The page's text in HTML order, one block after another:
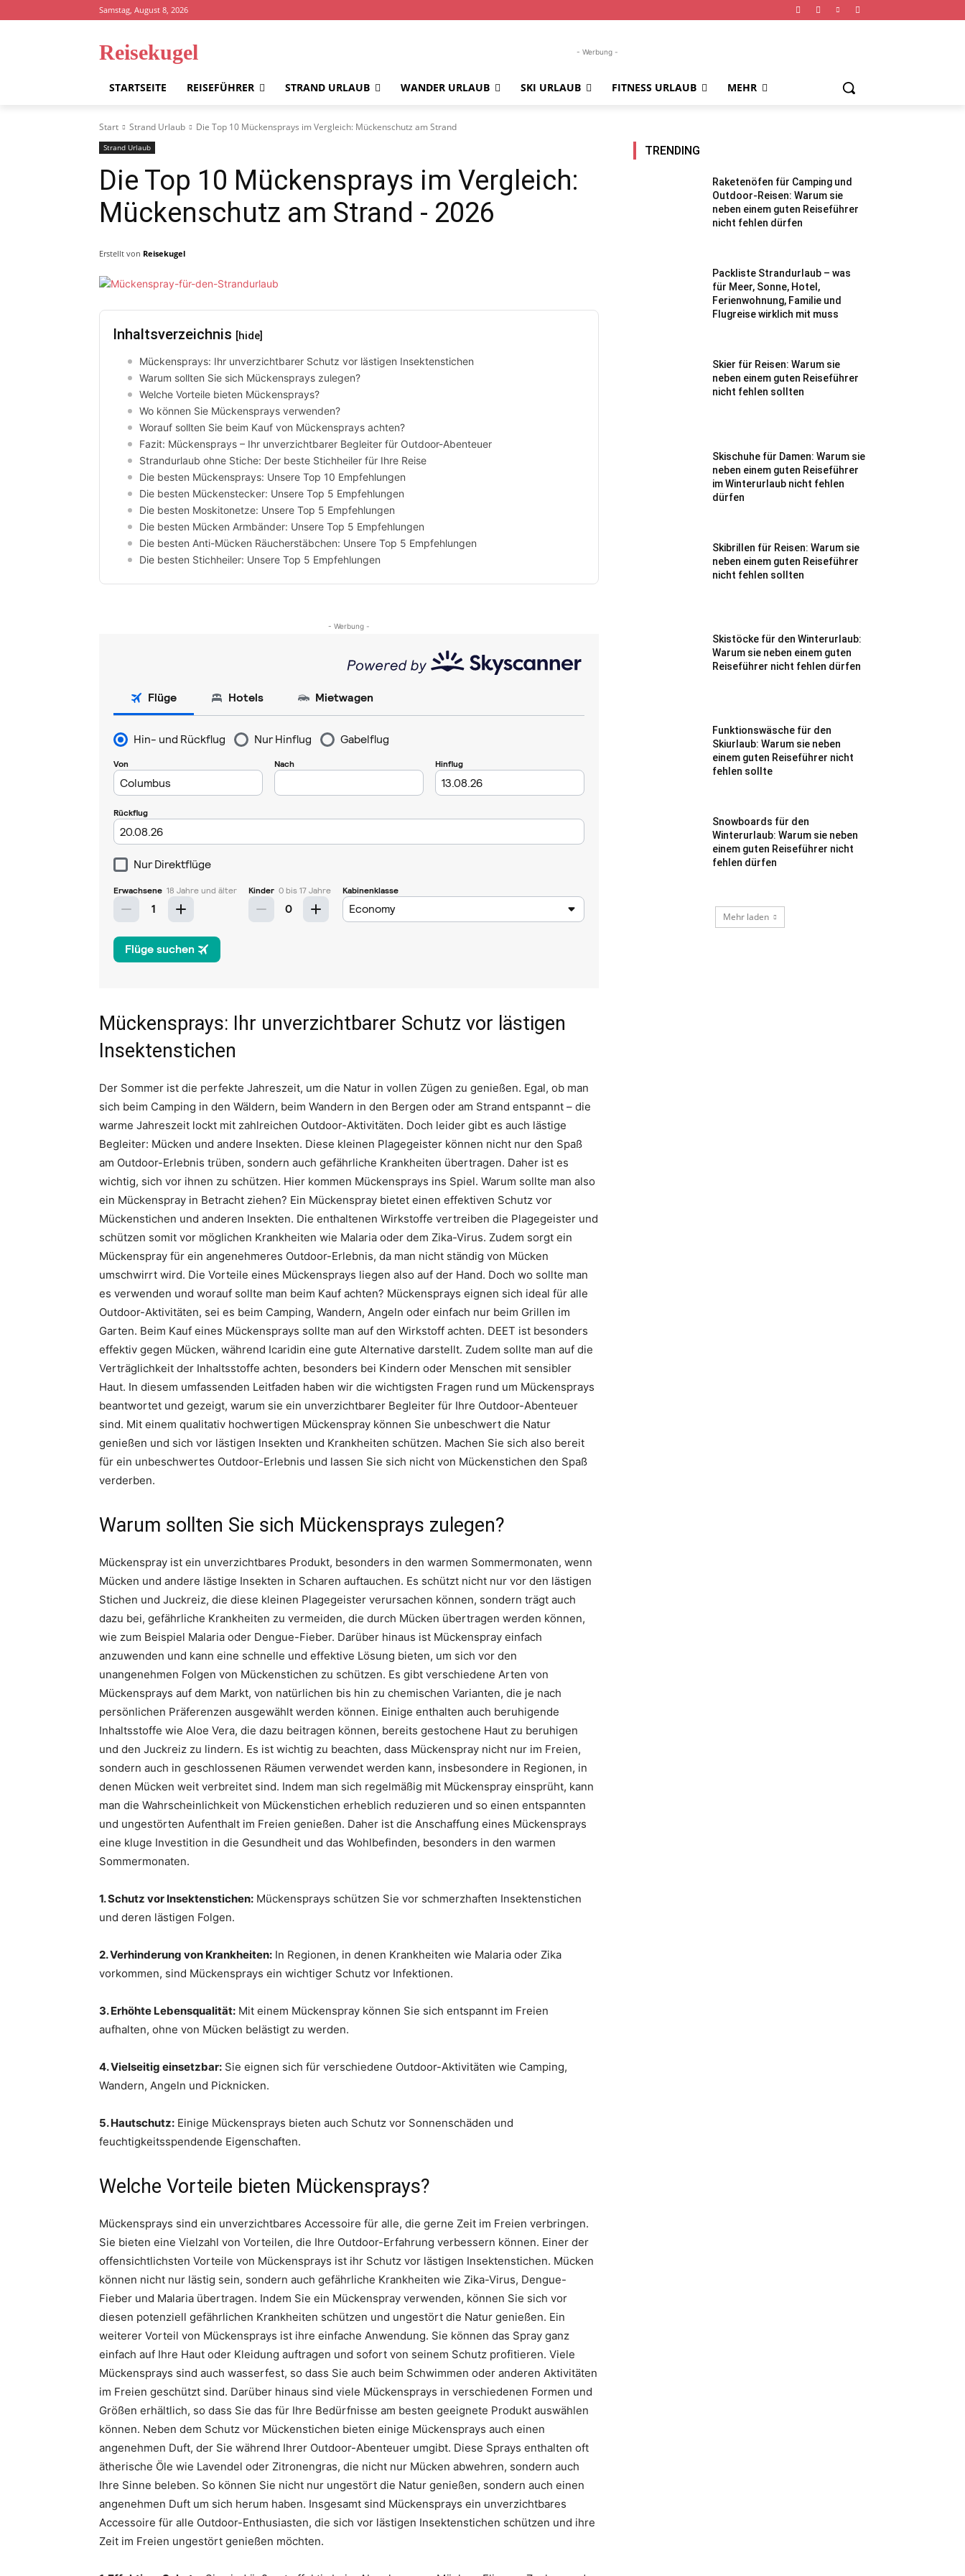
Samstag, August 8, 2026
Reisekugel - Werbung -
STARTSEITE REISEFÜHRER STRAND URLAUB WANDER URLAUB SKI URLAUB FITNESS URLAUB MEHR
Start Strand Urlaub Die Top 10 Mückensprays im Vergleich: Mückenschutz am Strand
Strand Urlaub
Die Top 10 Mückensprays im Vergleich:
Mückenschutz am Strand - 2026
Erstellt von Reisekugel
Inhaltsverzeichnis [hide]
Mückensprays: Ihr unverzichtbarer Schutz vor lästigen Insektenstichen
Warum sollten Sie sich Mückensprays zulegen?
Welche Vorteile bieten Mückensprays?
Wo können Sie Mückensprays verwenden?
Worauf sollten Sie beim Kauf von Mückensprays achten?
Fazit: Mückensprays – Ihr unverzichtbarer Begleiter für Outdoor-Abenteuer
Strandurlaub ohne Stiche: Der beste Stichheiler für Ihre Reise
Die besten Mückensprays: Unsere Top 10 Empfehlungen
Die besten Mückenstecker: Unsere Top 5 Empfehlungen
Die besten Moskitonetze: Unsere Top 5 Empfehlungen
Die besten Mücken Armbänder: Unsere Top 5 Empfehlungen
Die besten Anti-Mücken Räucherstäbchen: Unsere Top 5 Empfehlungen
Die besten Stichheiler: Unsere Top 5 Empfehlungen
- Werbung -
Mückensprays: Ihr unverzichtbarer Schutz vor lästigen
Insektenstichen
Der Sommer ist die perfekte Jahreszeit, um die Natur in vollen Zügen zu genießen. Egal, ob man
sich beim Camping in den Wäldern, beim Wandern in den Bergen oder am Strand entspannt – die
warme Jahreszeit lockt mit zahlreichen Outdoor-Aktivitäten. Doch leider gibt es auch lästige
Begleiter: Mücken und andere Insekten. Diese kleinen Plagegeister können nicht nur den Spaß
am Outdoor-Erlebnis trüben, sondern auch gefährliche Krankheiten übertragen. Daher ist es
wichtig, sich vor ihnen zu schützen. Hier kommen Mückensprays ins Spiel. Warum sollte man also
ein Mückenspray in Betracht ziehen? Ein Mückenspray bietet einen effektiven Schutz vor
Mückenstichen und anderen Insekten. Die enthaltenen Wirkstoffe vertreiben die Plagegeister und
schützen somit vor möglichen Krankheiten wie Malaria oder dem Zika-Virus. Zudem sorgt ein
Mückenspray für ein angenehmeres Outdoor-Erlebnis, da man nicht ständig von Mücken
umschwirrt wird. Die Vorteile eines Mückensprays liegen also auf der Hand. Doch wo sollte man
es verwenden und worauf sollte man beim Kauf achten? Mückensprays eignen sich ideal für alle
Outdoor-Aktivitäten, sei es beim Camping, Wandern, Angeln oder einfach nur beim Grillen im
Garten. Beim Kauf eines Mückensprays sollte man auf den Wirkstoff achten. DEET ist besonders
effektiv gegen Mücken, während Icaridin eine gute Alternative darstellt. Zudem sollte man auf die
Verträglichkeit der Inhaltsstoffe achten, besonders bei Kindern oder Menschen mit sensibler
Haut. In diesem umfassenden Leitfaden haben wir die wichtigsten Fragen rund um Mückensprays
beantwortet und gezeigt, warum sie ein unverzichtbarer Begleiter für Ihre Outdoor-Abenteuer
sind. Mit einem qualitativ hochwertigen Mückenspray können Sie unbeschwert die Natur
genießen und sich vor lästigen Insekten und Krankheiten schützen. Machen Sie sich also bereit
für ein unbeschwertes Outdoor-Erlebnis und lassen Sie sich nicht von Mückenstichen den Spaß
verderben.
Warum sollten Sie sich Mückensprays zulegen?
Mückenspray ist ein unverzichtbares Produkt, besonders in den warmen Sommermonaten, wenn
Mücken und andere lästige Insekten in Scharen auftauchen. Es schützt nicht nur vor den lästigen
Stichen und Juckreiz, die diese kleinen Plagegeister verursachen können, sondern trägt auch
dazu bei, gefährliche Krankheiten zu vermeiden, die durch Mücken übertragen werden können,
wie zum Beispiel Malaria oder Dengue-Fieber. Darüber hinaus ist Mückenspray einfach
anzuwenden und kann eine schnelle und effektive Lösung bieten, um sich vor den
unangenehmen Folgen von Mückenstichen zu schützen. Es gibt verschiedene Arten von
Mückensprays auf dem Markt, von natürlichen bis hin zu chemischen Varianten, die je nach
persönlichen Präferenzen ausgewählt werden können. Einige enthalten auch beruhigende
Inhaltsstoffe wie Aloe Vera, die dazu beitragen können, bereits gestochene Haut zu beruhigen
und den Juckreiz zu lindern. Es ist wichtig zu beachten, dass Mückenspray nicht nur im Freien,
sondern auch in geschlossenen Räumen verwendet werden kann, insbesondere in Regionen, in
denen Mücken weit verbreitet sind. Indem man sich regelmäßig mit Mückenspray einsprüht, kann
man die Wahrscheinlichkeit von Mückenstichen erheblich reduzieren und so einen entspannten
und ungestörten Aufenthalt im Freien genießen. Daher ist die Anschaffung eines Mückensprays
eine kluge Investition in die Gesundheit und das Wohlbefinden, besonders in den warmen
Sommermonaten.
1. Schutz vor Insektenstichen: Mückensprays schützen Sie vor schmerzhaften Insektenstichen
und deren lästigen Folgen.
2. Verhinderung von Krankheiten: In Regionen, in denen Krankheiten wie Malaria oder Zika
vorkommen, sind Mückensprays ein wichtiger Schutz vor Infektionen.
3. Erhöhte Lebensqualität: Mit einem Mückenspray können Sie sich entspannt im Freien
aufhalten, ohne von Mücken belästigt zu werden.
4. Vielseitig einsetzbar: Sie eignen sich für verschiedene Outdoor-Aktivitäten wie Camping,
Wandern, Angeln und Picknicken.
5. Hautschutz: Einige Mückensprays bieten auch Schutz vor Sonnenschäden und
feuchtigkeitsspendende Eigenschaften.
Welche Vorteile bieten Mückensprays?
Mückensprays sind ein unverzichtbares Accessoire für alle, die gerne Zeit im Freien verbringen.
Sie bieten eine Vielzahl von Vorteilen, die Ihre Outdoor-Erfahrung verbessern können. Einer der
offensichtlichsten Vorteile von Mückensprays ist ihr Schutz vor lästigen Insektenstichen. Mücken
können nicht nur lästig sein, sondern auch gefährliche Krankheiten wie Zika-Virus, Dengue-
Fieber und Malaria übertragen. Indem Sie ein Mückenspray verwenden, können Sie sich vor
diesen potenziell gefährlichen Krankheiten schützen und ungestört die Natur genießen. Ein
weiterer Vorteil von Mückensprays ist ihre einfache Anwendung. Sie können das Spray ganz
einfach auf Ihre Haut oder Kleidung auftragen und sofort von seinem Schutz profitieren. Viele
Mückensprays sind auch wasserfest, so dass Sie auch beim Schwimmen oder anderen Aktivitäten
im Freien geschützt sind. Darüber hinaus sind viele Mückensprays in verschiedenen Formen und
Größen erhältlich, so dass Sie das für Ihre Bedürfnisse am besten geeignete Produkt auswählen
können. Neben dem Schutz vor Mückenstichen bieten einige Mückensprays auch einen
angenehmen Duft, der Sie während Ihrer Outdoor-Abenteuer umgibt. Diese Sprays enthalten oft
ätherische Öle wie Lavendel oder Zitronengras, die nicht nur Mücken abwehren, sondern auch
Ihre Sinne beleben. So können Sie nicht nur ungestört die Natur genießen, sondern auch einen
angenehmen Duft um sich herum haben. Insgesamt sind Mückensprays ein unverzichtbares
Accessoire für alle Outdoor-Enthusiasten, die sich vor lästigen Insektenstichen schützen und ihre
Zeit im Freien ungestört genießen möchten.
TRENDING
Raketenöfen für Camping und
Outdoor-Reisen: Warum sie
neben einem guten Reiseführer
nicht fehlen dürfen
Packliste Strandurlaub – was
für Meer, Sonne, Hotel,
Ferienwohnung, Familie und
Flugreise wirklich mit muss
Skier für Reisen: Warum sie
neben einem guten Reiseführer
nicht fehlen sollten
Skischuhe für Damen: Warum sie
neben einem guten Reiseführer
im Winterurlaub nicht fehlen
dürfen
Skibrillen für Reisen: Warum sie
neben einem guten Reiseführer
nicht fehlen sollten
Skistöcke für den Winterurlaub:
Warum sie neben einem guten
Reiseführer nicht fehlen dürfen
Funktionswäsche für den
Skiurlaub: Warum sie neben
einem guten Reiseführer nicht
fehlen sollte
Snowboards für den
Winterurlaub: Warum sie neben
einem guten Reiseführer nicht
fehlen dürfen
Mehr laden